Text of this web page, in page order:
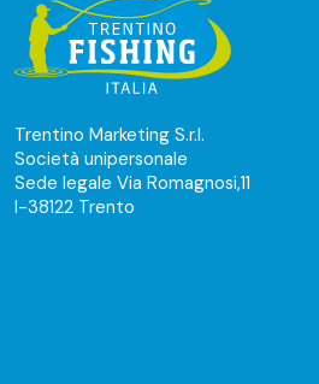
Trentino Marketing S.r.l.
Società unipersonale
Sede legale Via Romagnosi,11
I-38122 Trento